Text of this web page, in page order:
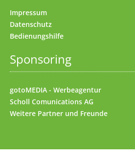
Impressum
Datenschutz
Bedienungshilfe
Sponsoring
gotoMEDIA - Werbeagentur
Scholl Comunications AG
Weitere Partner und Freunde